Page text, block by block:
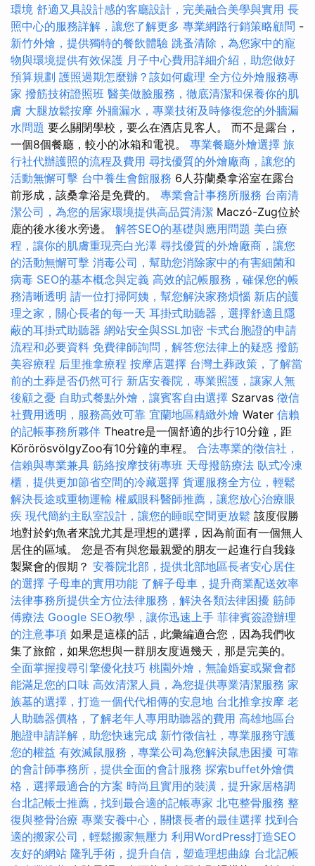
環境 舒適又具設計感的客廳設計，完美融合美學與實用 長
照中心的服務詳解，讓您了解更多 專業網路行銷策略顧問 -
新竹外燴，提供獨特的餐飲體驗 跳蚤清除，為您家中的寵
物與環境提供有效保護 月子中心費用詳細介紹，助您做好
預算規劃 護照過期怎麼辦？該如何處理 全方位外燴服務專
家 撥筋技術證照班 醫美做臉服務，徹底清潔和保養你的肌
膚 大腿放鬆按摩 外牆漏水，專業技術及時修復您的外牆漏
水問題 要么關閉學校，要么在酒店見客人。 而不是露台，
一個8個餐廳，較小的冰箱和電視。 專業餐廳外燴選擇 旅
行社代辦護照的流程及費用 尋找優質的外燴廠商，讓您的
活動無懈可擊 台中養生會館服務 6人芬蘭桑拿浴室在露台
前形成，該桑拿浴是免費的。 專業會計事務所服務 台南清
潔公司，為您的居家環境提供高品質清潔 Maczó-Zug位於
鹿的後水後水旁邊。 解答SEO的基礎與應用問題 美白療
程，讓你的肌膚重現亮白光澤 尋找優質的外燴廠商，讓您
的活動無懈可擊 消毒公司，幫助您消除家中的有害細菌和
病毒 SEO的基本概念與定義 高效的記帳服務，確保您的帳
務清晰透明 請一位打掃阿姨，幫您解決家務煩惱 新店的護
理之家，關心長者的每一天 耳掛式助聽器，選擇舒適且隱
蔽的耳掛式助聽器 網站安全與SSL加密 卡式台胞證的申請
流程和必要資料 免費律師詢問，解答您法律上的疑惑 撥筋
美容療程 后里推拿療程 按摩店選擇 台灣土葬政策，了解當
前的土葬是否仍然可行 新店安養院，專業照護，讓家人無
後顧之憂 自助式餐點外燴，讓賓客自由選擇 Szarvas 徵信
社費用透明，服務高效可靠 宜蘭地區精緻外燴 Water 信賴
的記帳事務所夥伴 Theatre是一個舒適的步行10分鐘，距
KörörösvölgyZoo有10分鐘的車程。 合法專業的徵信社，
信賴與專業兼具 筋絡按摩技術專班 天母撥筋療法 臥式冷凍
櫃，提供更加節省空間的冷藏選擇 貨運服務全方位，輕鬆
解決長途或重物運輸 權威眼科醫師推薦，讓您放心治療眼
疾 現代簡約主臥室設計，讓您的睡眠空間更放鬆 該度假勝
地對於釣魚者來說尤其是理想的選擇，因為前面有一個無人
居住的區域。 您是否有與您最親愛的朋友一起進行自我錄
製聚會的假期？ 安養院北部，提供北部地區長者安心居住
的選擇 子母車的實用功能 了解子母車，提升商業配送效率
法律事務所提供全方位法律服務，解決各類法律困擾 筋師
傅療法 Google SEO教學，讓你迅速上手 菲律賓簽證辦理
的注意事項 如果是這樣的話，此彙編適合您，因為我們收
集了旅館，如果您想與一群朋友度過幾天，那是完美的。
全面掌握搜尋引擎優化技巧 桃園外燴，無論婚宴或聚會都
能滿足您的口味 高效清潔人員，為您提供專業清潔服務 家
族墓的選擇，打造一個代代相傳的安息地 台北推拿按摩 老
人助聽器價格，了解老年人專用助聽器的費用 高雄地區台
胞證申請詳解，助您快速完成 新竹徵信社，專業服務守護
您的權益 有效滅鼠服務，專業公司為您解決鼠患困擾 可靠
的會計師事務所，提供全面的會計服務 探索buffet外燴價
格，選擇最適合的方案 時尚且實用的裝潢，提升家居格調
台北記帳士推薦，找到最合適的記帳專家 北屯整骨服務 整
復與整骨治療 專業安養中心，關懷長者的最佳選擇 找到合
適的搬家公司，輕鬆搬家無壓力 利用WordPress打造SEO
友好的網站 隆乳手術，提升自信，塑造理想曲線 台北記帳